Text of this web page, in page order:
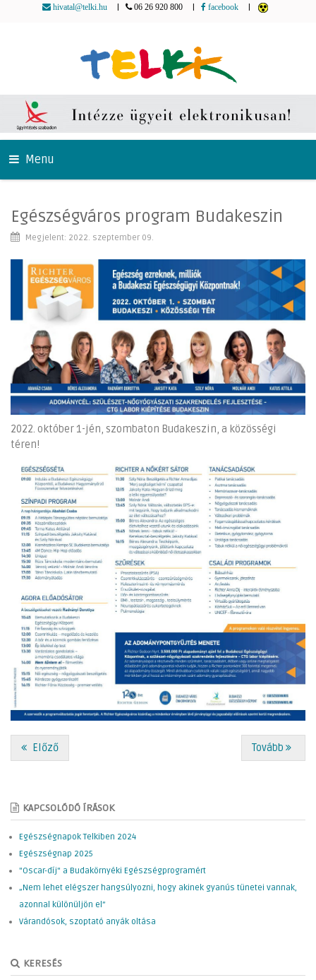
hivatal@telki.hu 06 26 920 800 facebook
Menu
Egészségváros program Budakeszin
Megjelent: 2022. szeptember 09.
2022. október 1-jén, szombaton Budakeszin, a közösségi
téren!
Előző Tovább
KAPCSOLÓDÓ ÍRÁSOK
Egészségnapok Telkiben 2024
Egészségnap 2025
"Oscar-díj" a Budakörnyéki Egészségprogramért
„Nem lehet elégszer hangsúlyozni, hogy akinek gyanús tünetei vannak,
azonnal különüljön el”
Várandósok, szoptató anyák oltása
KERESÉS